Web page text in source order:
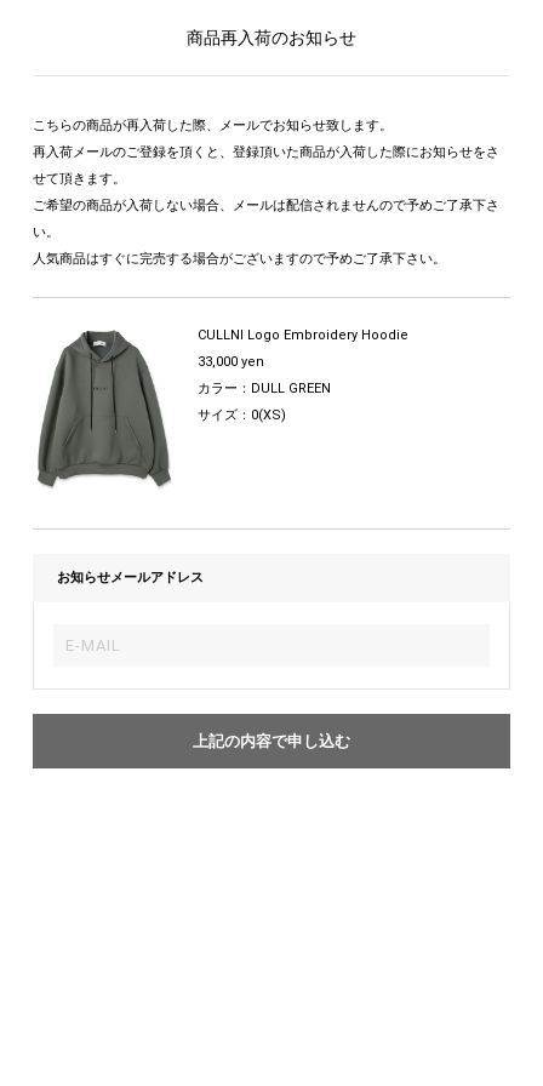
商品再入荷のお知らせ
こちらの商品が再入荷した際、メールでお知らせ致します。
再入荷メールのご登録を頂くと、登録頂いた商品が入荷した際にお知らせをさ
せて頂きます。
ご希望の商品が入荷しない場合、メールは配信されませんので予めご了承下さ
い。
人気商品はすぐに完売する場合がございますので予めご了承下さい。
CULLNI Logo Embroidery Hoodie
33,000 yen
カラー：DULL GREEN
サイズ：0(XS)
お知らせメールアドレス
上記の内容で申し込む